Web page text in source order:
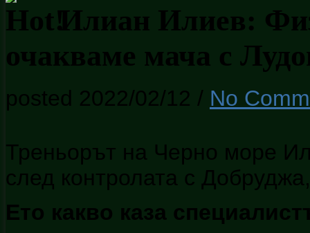
Илиан Илиев:
очакваме мача с
posted 2022/02/12 / No
Треньорът на Черно море
след контролата с
Ето какво каза